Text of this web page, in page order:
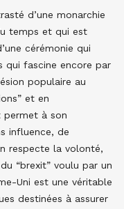
d’une monarchie
temps et qui est
cérémonie qui
qui fascine encore par
populaire au
et en
permet à son
influence, de
respecte la volonté,
“brexit” voulu par un
Uni est une véritable
destinées à assurer